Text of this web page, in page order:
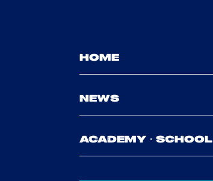
HOME
NEWS
ACADEMY・SCHOOL